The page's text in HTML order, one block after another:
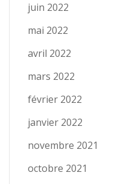
juin 2022
mai 2022
avril 2022
mars 2022
février 2022
janvier 2022
novembre 2021
octobre 2021